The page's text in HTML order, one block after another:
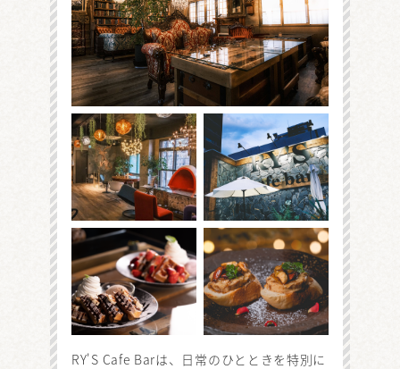
RY'S Cafe Barは、日常のひとときを特別に